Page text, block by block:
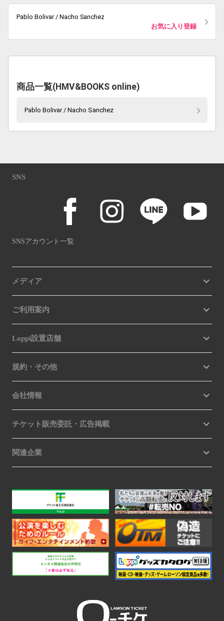
Pablo Bolivar / Nacho Sanchez
お気に入り登録
商品一覧(HMV&BOOKS online)
Pablo Bolivar / Nacho Sanchez
SNS
SNSアカウント一覧
メディア
ご利用案内
Loppi設置店舗
規約・その他
会社情報
チケット販売委託・広告掲載
関連企業